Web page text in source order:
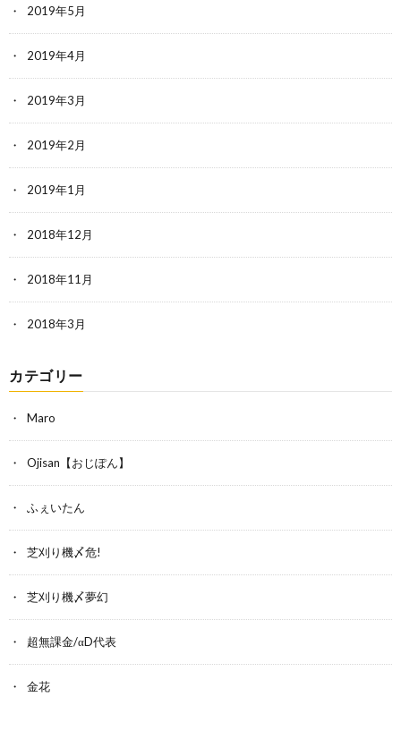
2019年5月
2019年4月
2019年3月
2019年2月
2019年1月
2018年12月
2018年11月
2018年3月
カテゴリー
Maro
Ojisan【おじぽん】
ふぇいたん
芝刈り機〆危!
芝刈り機〆夢幻
超無課金/αD代表
金花